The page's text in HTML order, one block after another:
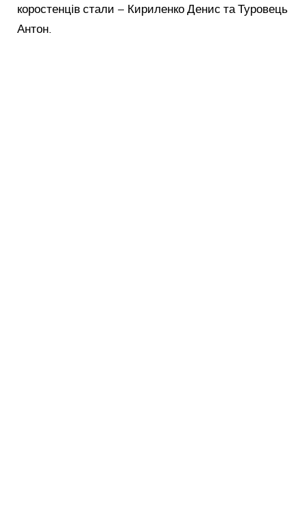
коростенців стали – Кириленко Денис та Туровець
Антон.